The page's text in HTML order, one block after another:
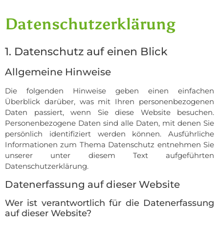
Datenschutzerklärung
1. Datenschutz auf einen Blick
Allgemeine Hinweise
Die folgenden Hinweise geben einen einfachen
Überblick darüber, was mit Ihren personenbezogenen
Daten passiert, wenn Sie diese Website besuchen.
Personenbezogene Daten sind alle Daten, mit denen Sie
persönlich identifiziert werden können. Ausführliche
Informationen zum Thema Datenschutz entnehmen Sie
unserer unter diesem Text aufgeführten
Datenschutzerklärung.
Datenerfassung auf dieser Website
Wer ist verantwortlich für die Datenerfassung
auf dieser Website?